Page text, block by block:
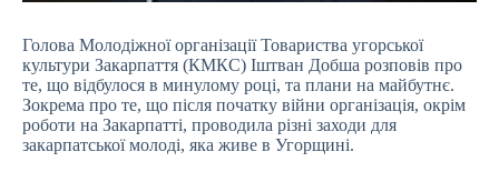
Голова Молодіжної організації Товариства угорської
культури Закарпаття (КМКС) Іштван Добша розповів про
те, що відбулося в минулому році, та плани на майбутнє.
Зокрема про те, що після початку війни організація, окрім
роботи на Закарпатті, проводила різні заходи для
закарпатської молоді, яка живе в Угорщині.